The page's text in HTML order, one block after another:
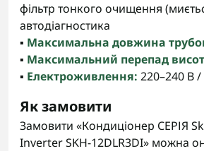
фільтр тонкого очищення
автодіагностика
▪️ Максимальна довжина
▪️ Максимальний перепад
▪️ Електроживлення: 220–240 В
Як замовити
Замовити «Кондиціонер СЕРІЯ
Inverter SKH-12DLR3DI» можна